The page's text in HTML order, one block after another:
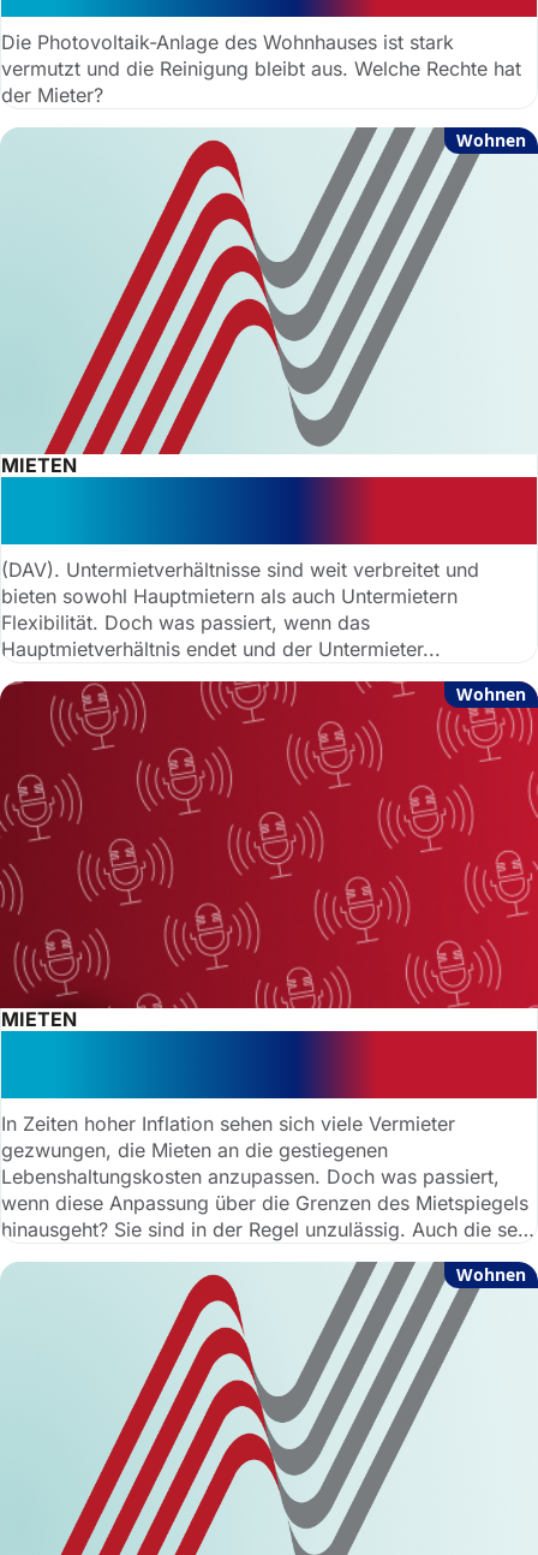
Die Photovoltaik-Anlage des Wohnhauses ist stark
vermutzt und die Reinigung bleibt aus. Welche Rechte hat
der Mieter?
Wohnen
MIETEN
(DAV). Untermietverhältnisse sind weit verbreitet und
bieten sowohl Hauptmietern als auch Untermietern
Flexibilität. Doch was passiert, wenn das
Hauptmietverhältnis endet und der Untermieter...
Wohnen
MIETEN
In Zeiten hoher Inflation sehen sich viele Vermieter
gezwungen, die Mieten an die gestiegenen
Lebenshaltungskosten anzupassen. Doch was passiert,
wenn diese Anpassung über die Grenzen des Mietspiegels
hinausgeht? Sie sind in der Regel unzulässig. Auch die seit
Erstellung des Mietspiegels gestiegene Inflation rechtfertigt
keinen sogenannten „Stichtagszuschlag“. Das Landgericht
München I entschied so und machte deutlich, dass
Vermieter keine zusätzlichen Erhöhungen aufgrund eines
gestiegenen Verbraucherpreisindexes durchsetzen können.
Rechtsanwalt Swen Walentowski von der Deutschen
Anwaltauskunft dazu im Podcast.
Wohnen